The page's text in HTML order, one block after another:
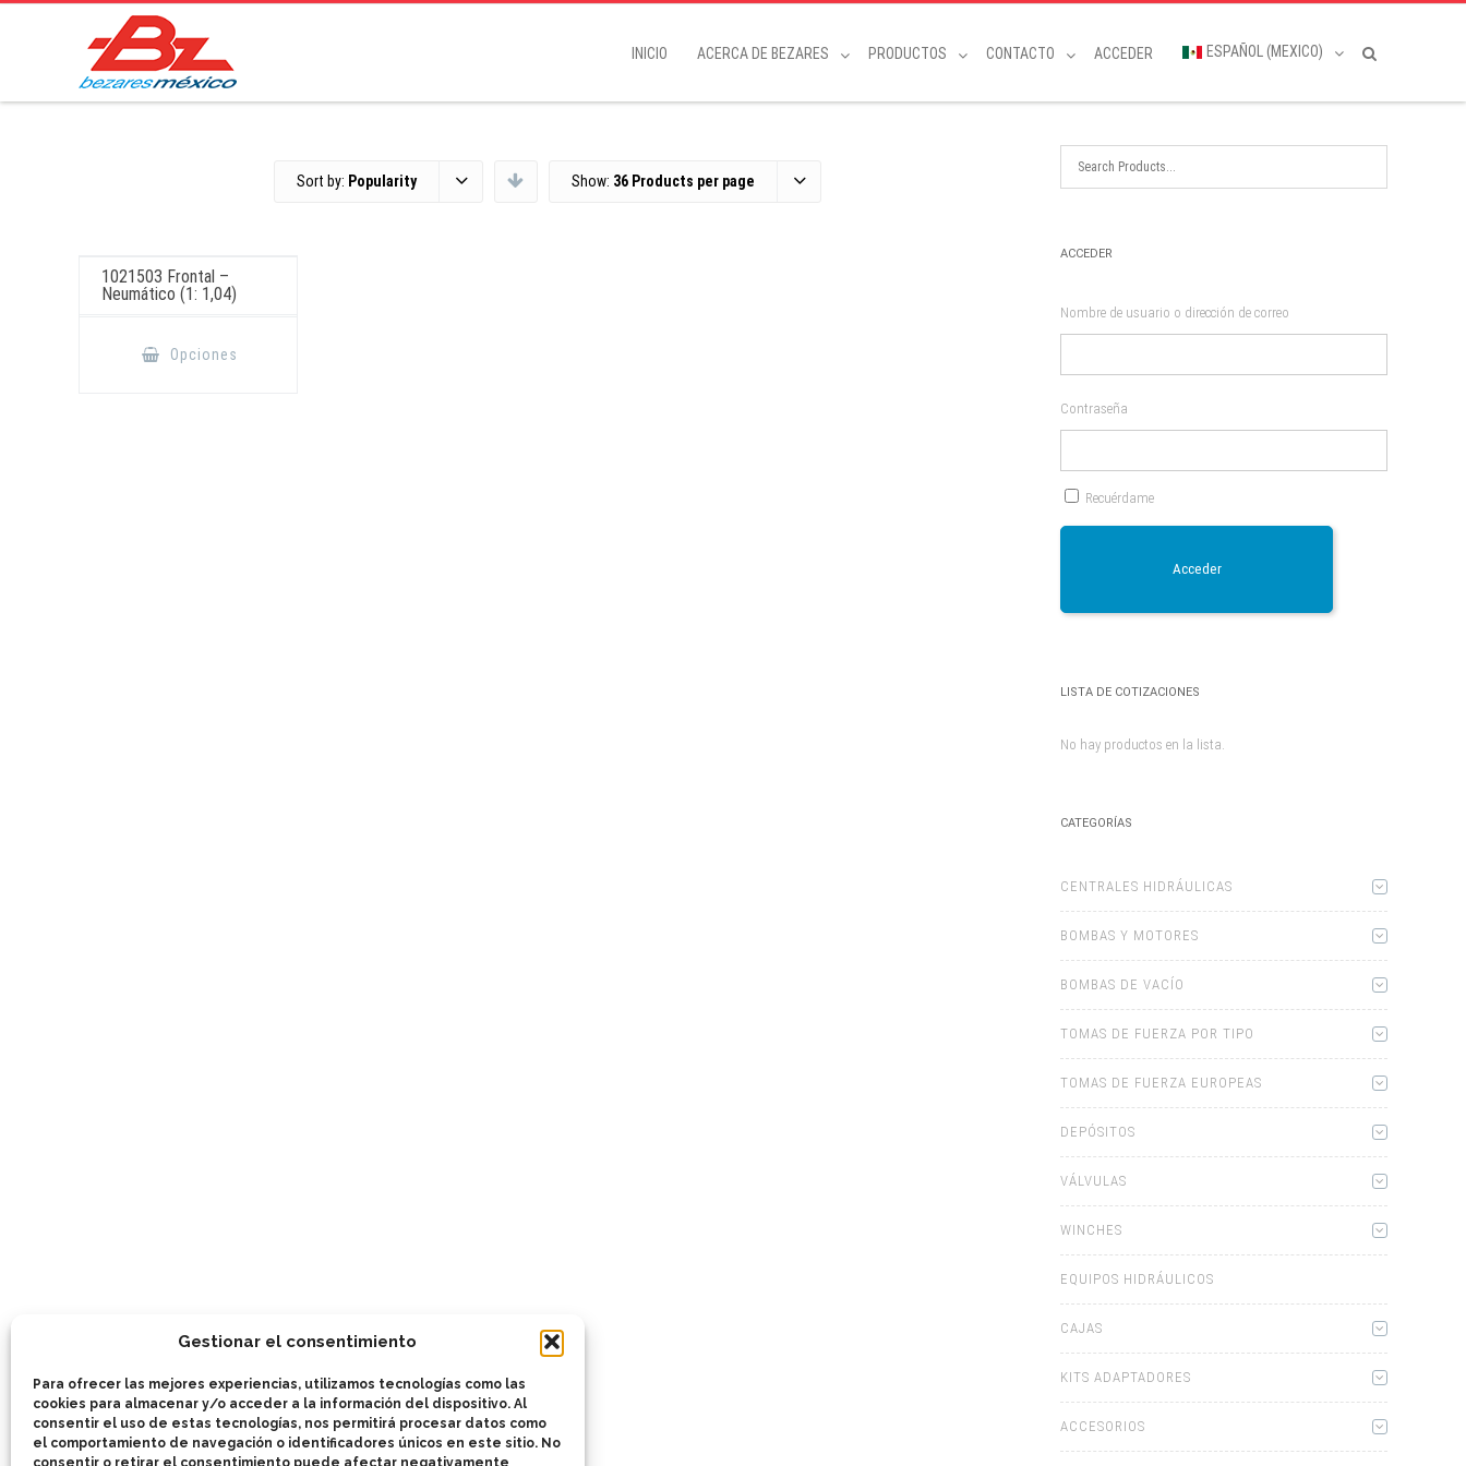
Gestionar el consentimiento
Para ofrecer las mejores experiencias, utilizamos tecnologías como las
cookies para almacenar y/o acceder a la información del dispositivo. Al
consentir el uso de estas tecnologías, nos permitirá procesar datos como
el comportamiento de navegación o identificadores únicos en este sitio. No
consentir o retirar el consentimiento puede afectar negativamente
INICIO ACERCA DE BEZARES PRODUCTOS CONTACTO ACCEDER ESPAÑOL (MEXICO)
Sort by: Popularity Show: 36 Products per page
1021503 Frontal –
Neumático (1: 1,04)
Opciones
ACCEDER
Nombre de usuario o dirección de correo
Contraseña
Recuérdame
Acceder
LISTA DE COTIZACIONES
No hay productos en la lista.
CATEGORÍAS
CENTRALES HIDRÁULICAS
BOMBAS Y MOTORES
BOMBAS DE VACÍO
TOMAS DE FUERZA POR TIPO
TOMAS DE FUERZA EUROPEAS
DEPÓSITOS
VÁLVULAS
WINCHES
EQUIPOS HIDRÁULICOS
CAJAS
KITS ADAPTADORES
ACCESORIOS